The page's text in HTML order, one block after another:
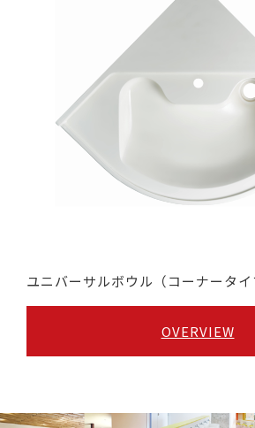
ユニバーサルボウル（コーナータイ
OVERVIEW